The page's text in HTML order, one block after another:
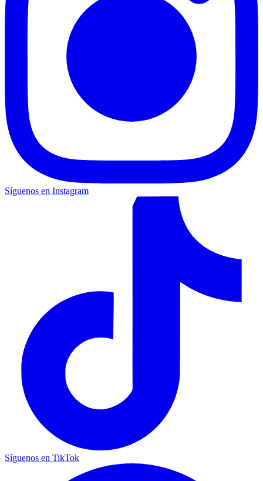
Síguenos en Instagram
Síguenos en TikTok